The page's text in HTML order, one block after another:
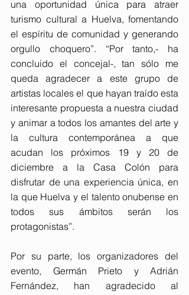
una oportunidad única para atraer
turismo cultural a Huelva, fomentando
el espíritu de comunidad y generando
orgullo choquero”. “Por tanto,- ha
concluido el concejal-, tan sólo me
queda agradecer a este grupo de
artistas locales el que hayan traído esta
interesante propuesta a nuestra ciudad
y animar a todos los amantes del arte y
la cultura contemporánea a que
acudan los próximos 19 y 20 de
diciembre a la Casa Colón para
disfrutar de una experiencia única, en
la que Huelva y el talento onubense en
todos sus ámbitos serán los
protagonistas”.
Por su parte, los organizadores del
evento, Germán Prieto y Adrián
Fernández, han agradecido al